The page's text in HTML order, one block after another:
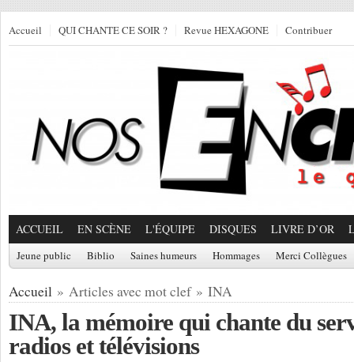
Accueil QUI CHANTE CE SOIR ? Revue HEXAGONE Contribuer
ACCUEIL EN SCÈNE L'ÉQUIPE DISQUES LIVRE D’OR
Jeune public Biblio Saines humeurs Hommages Merci Collègues
Accueil » Articles avec mot clef » INA
INA, la mémoire qui chante du
radios et télévisions